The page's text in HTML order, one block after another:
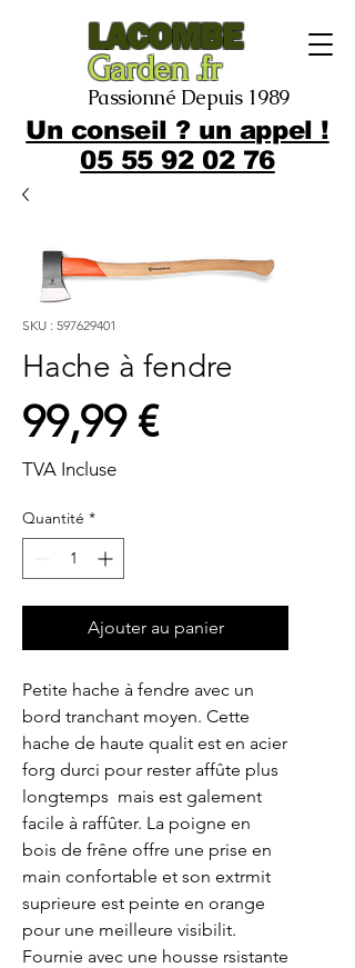
LACOMBE
Garden .fr
Passionné Depuis 1989
Un conseil ? un appel !
05 55 92 02 76
SKU : 597629401
Hache à fendre
99,99 €Prix
TVA Incluse
Quantité *
Ajouter au panier
Petite hache à fendre avec un
bord tranchant moyen. Cette
hache de haute qualit est en acier
forg durci pour rester affûte plus
longtemps  mais est galement
facile à raffûter. La poigne en
bois de frêne offre une prise en
main confortable et son extrmit
suprieure est peinte en orange
pour une meilleure visibilit.
Fournie avec une housse rsistante